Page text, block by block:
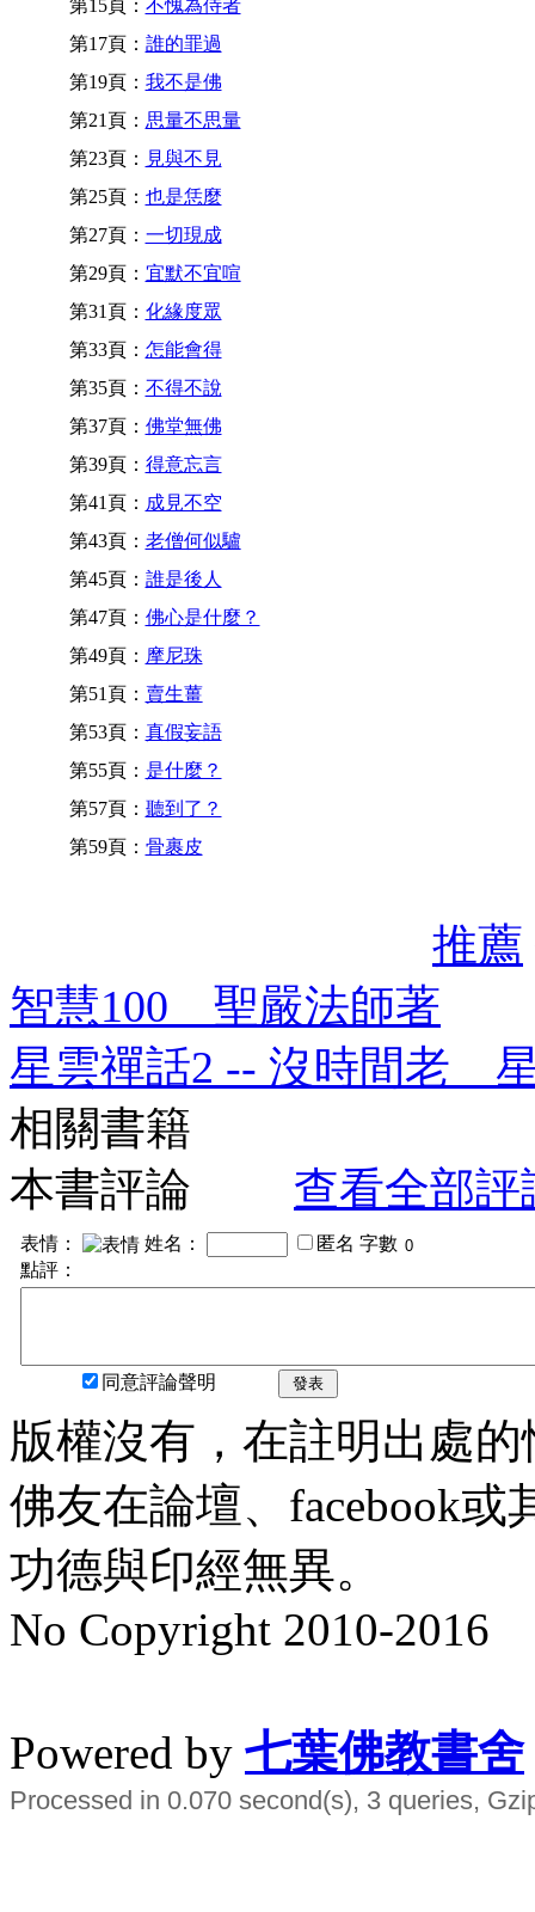
第15頁： 不愧為侍者
第17頁： 誰的罪過
第19頁： 我不是佛
第21頁： 思量不思量
第23頁： 見與不見
第25頁： 也是恁麼
第27頁： 一切現成
第29頁： 宜默不宜喧
第31頁： 化緣度眾
第33頁： 怎能會得
第35頁： 不得不說
第37頁： 佛堂無佛
第39頁： 得意忘言
第41頁： 成見不空
第43頁： 老僧何似驢
第45頁： 誰是後人
第47頁： 佛心是什麼？
第49頁： 摩尼珠
第51頁： 賣生薑
第53頁： 真假妄語
第55頁： 是什麼？
第57頁： 聽到了？
第59頁： 骨裹皮
推薦
智慧100 聖嚴法師著
星雲禪話2 -- 沒時間老
相關書籍
本書評論
查看全部評
表情： 姓名： 匿名 字數
點評：
同意評論聲明 發表
版權沒有，在註明出處
佛友在論壇、facebook
功德與印經無異。
No Copyright 2010-2016
Powered by 七葉佛教書舍
Processed in 0.070 second(s), 3 queries,